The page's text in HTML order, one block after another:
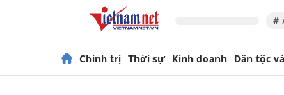
#
Chính trị Thời sự Kinh doanh Dân tộc